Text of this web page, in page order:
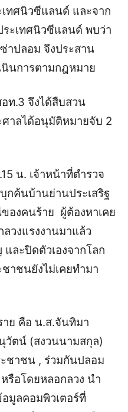
เทศนิวซีแลนด์ และจาก
ระเทศนิวซีแลนด์ พบว่า
าปลอม จึงประสาน
นินการตามกฎหมาย
ท.3 จึงได้สืบสวน
าลได้อนุมัติหมายจับ 2
น. เจ้าหน้าที่ตำรวจ
กค้นบ้านย่านประเสริฐ
องคนร้าย ผู้ต้องหาเคย
วงแรงงานมาแล้ว
ละปิดตัวเองจากโลก
าชนยังไม่เคยทำมา
าย คือ น.ส.จันทิมา
วัตน์ (สงวนนามสกุล)
ชาชน , ร่วมกันปลอม
รือโดยหลอกลวง นำ
มูลคอมพิวเตอร์ที่